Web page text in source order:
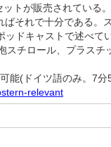
トが販売されている
それで十分である。
ドキャストで述べて
チロール、プラスチ
能(ドイツ語のみ。7分
relevant